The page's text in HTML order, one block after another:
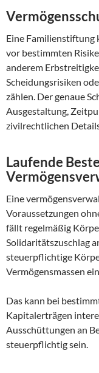
Eine Familienstiftung
vor bestimmten
anderem
Scheidungsrisiken
zählen. Der genaue
Ausgestaltung,
zivilrechtlichen
Laufende
Eine
Voraussetzungen
fällt regelmäßig
Solidaritätszuschlag
steuerpflichtige
Vermögensmassen
Das kann bei
Kapitalerträgen
Ausschüttungen an
steuerpflichtig sein.